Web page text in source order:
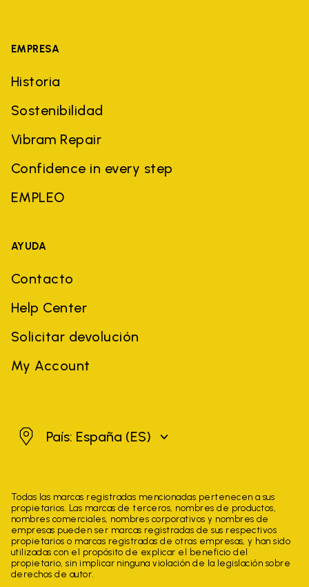
EMPRESA
Historia
Sostenibilidad
Vibram Repair
Confidence in every step
EMPLEO
AYUDA
Contacto
Help Center
Solicitar devolución
My Account
EspañaPaís: España (ES)
Todas las marcas registradas mencionadas pertenecen a sus
propietarios. Las marcas de terceros, nombres de productos,
nombres comerciales, nombres corporativos y nombres de
empresas pueden ser marcas registradas de sus respectivos
propietarios o marcas registradas de otras empresas, y han sido
utilizadas con el propósito de explicar el beneficio del
propietario, sin implicar ninguna violación de la legislación sobre
derechos de autor.